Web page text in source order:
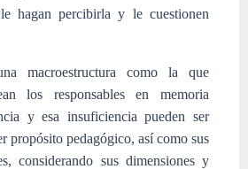
hagan percibirla y le cuestionen
macroestructura como la que
los responsables en memoria
y esa insuficiencia pueden ser
propósito pedagógico, así como sus
considerando sus dimensiones y